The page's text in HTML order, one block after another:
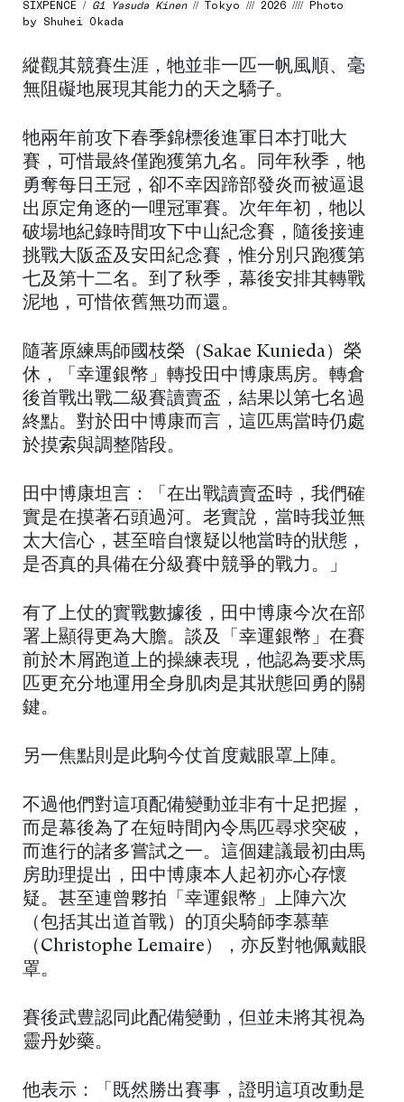
SIXPENCE / G1 Yasuda Kinen// Tokyo /// 2026 //// Photo
by Shuhei Okada
縱觀其競賽生涯，牠並非一匹一帆風順、毫
無阻礙地展現其能力的天之驕子。
牠兩年前攻下春季錦標後進軍日本打吡大
賽，可惜最終僅跑獲第九名。同年秋季，牠
勇奪每日王冠，卻不幸因蹄部發炎而被逼退
出原定角逐的一哩冠軍賽。次年年初，牠以
破場地紀錄時間攻下中山紀念賽，隨後接連
挑戰大阪盃及安田紀念賽，惟分別只跑獲第
七及第十二名。到了秋季，幕後安排其轉戰
泥地，可惜依舊無功而還。
隨著原練馬師國枝榮（Sakae Kunieda）榮
休，「幸運銀幣」轉投田中博康馬房。轉倉
後首戰出戰二級賽讀賣盃，結果以第七名過
終點。對於田中博康而言，這匹馬當時仍處
於摸索與調整階段。
田中博康坦言：「在出戰讀賣盃時，我們確
實是在摸著石頭過河。老實說，當時我並無
太大信心，甚至暗自懷疑以牠當時的狀態，
是否真的具備在分級賽中競爭的戰力。」
有了上仗的實戰數據後，田中博康今次在部
署上顯得更為大膽。談及「幸運銀幣」在賽
前於木屑跑道上的操練表現，他認為要求馬
匹更充分地運用全身肌肉是其狀態回勇的關
鍵。
另一焦點則是此駒今仗首度戴眼罩上陣。
不過他們對這項配備變動並非有十足把握，
而是幕後為了在短時間內令馬匹尋求突破，
而進行的諸多嘗試之一。這個建議最初由馬
房助理提出，田中博康本人起初亦心存懷
疑。甚至連曾夥拍「幸運銀幣」上陣六次
（包括其出道首戰）的頂尖騎師李慕華
（Christophe Lemaire），亦反對牠佩戴眼
罩。
賽後武豊認同此配備變動，但並未將其視為
靈丹妙藥。
他表示：「既然勝出賽事，證明這項改動是